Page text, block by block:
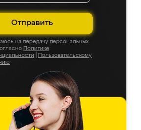
Отправить
на передачу персональных
Политике
Пользовательскому